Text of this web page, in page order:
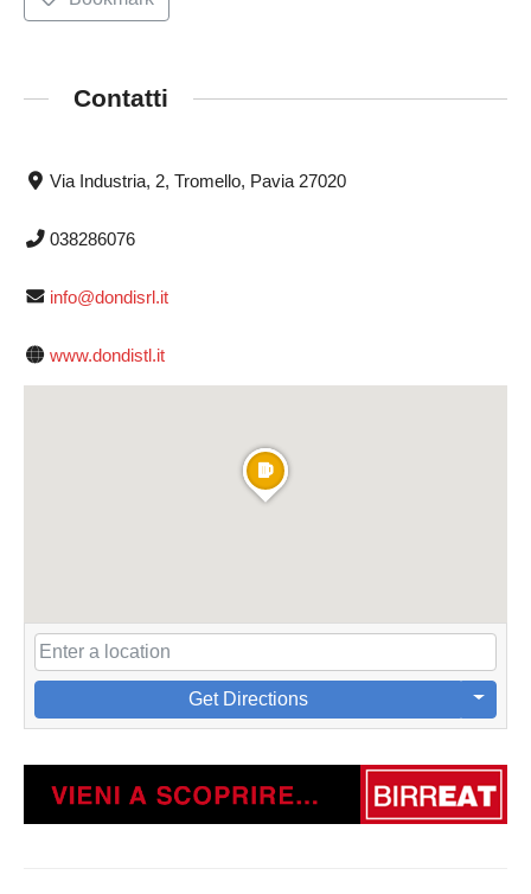
Contatti
Via Industria, 2, Tromello, Pavia 27020
038286076
info@dondisrl.it
www.dondistl.it
Get Directions